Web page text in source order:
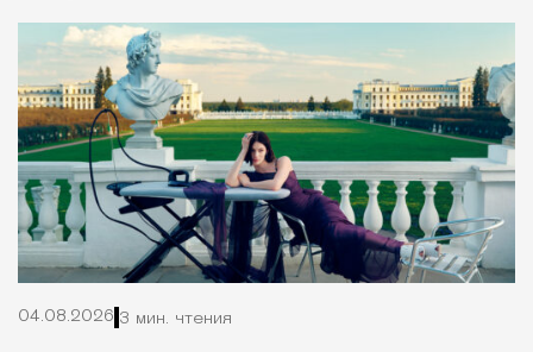
04.08.2026 3 мин. чтения